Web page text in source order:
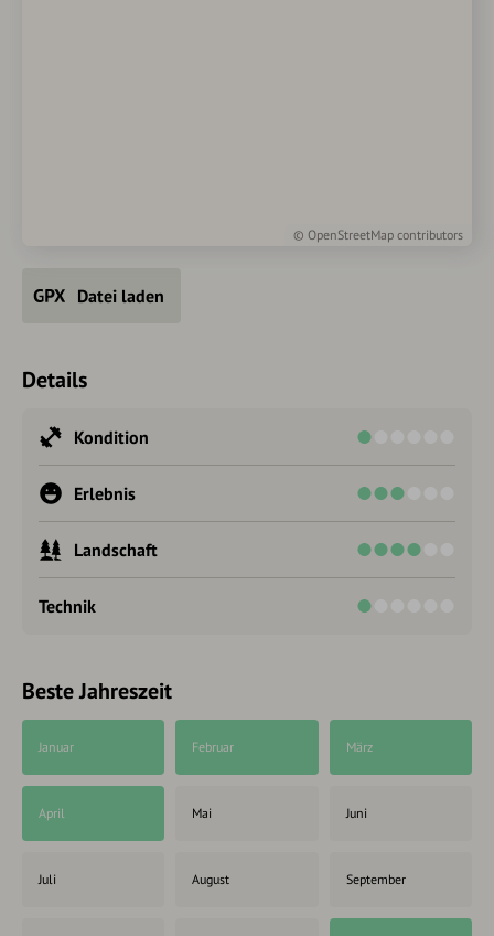
© OpenStreetMap contributors
Datei laden
Details
Kondition
Erlebnis
Landschaft
Technik
Beste Jahreszeit
Januar Februar März
April Mai Juni
Juli August September